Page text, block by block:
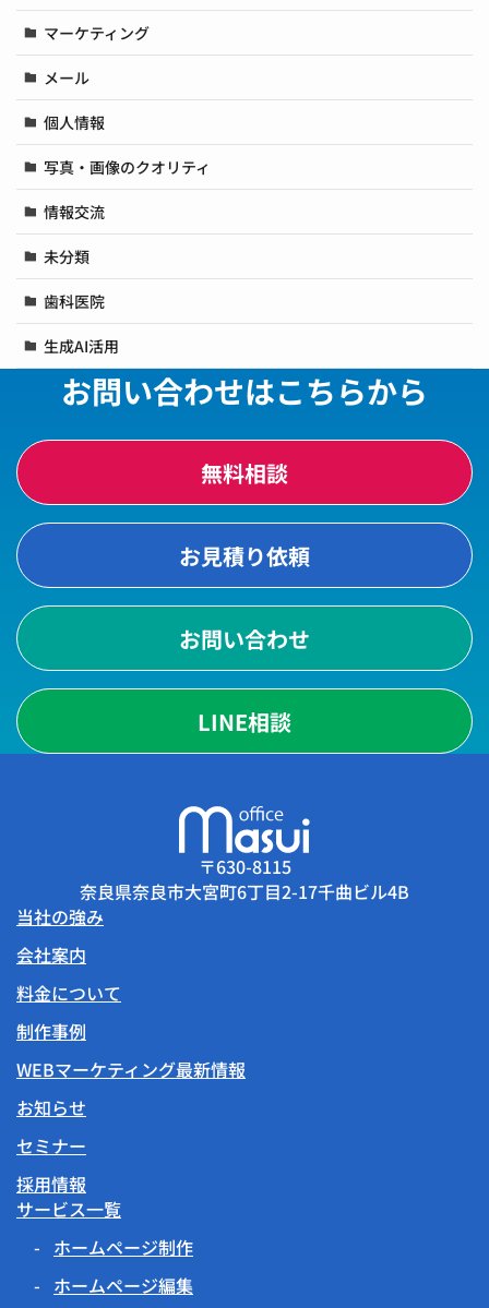
マーケティング
メール
個人情報
写真・画像のクオリティ
情報交流
未分類
歯科医院
生成AI活用
お問い合わせはこちらから
無料相談
お見積り依頼
お問い合わせ
LINE相談
〒630-8115
奈良県奈良市大宮町6丁目2-17千曲ビル4B
当社の強み
会社案内
料金について
制作事例
WEBマーケティング最新情報
お知らせ
セミナー
採用情報
サービス一覧
ホームページ制作
ホームページ編集